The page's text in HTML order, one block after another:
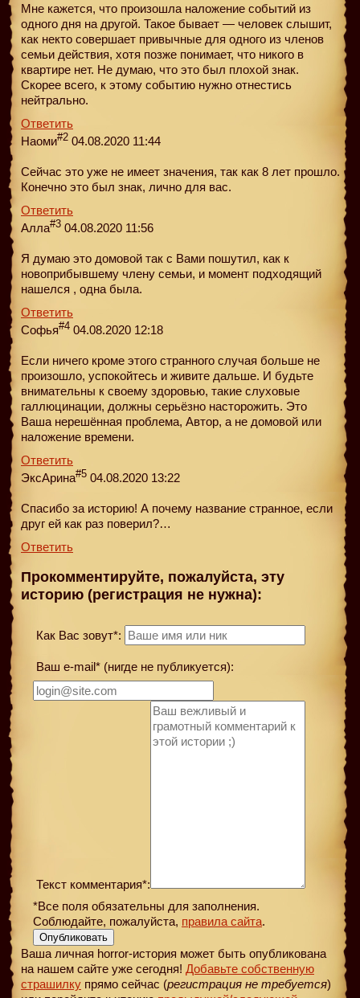
Мне кажется, что произошла наложение событий из
одного дня на другой. Такое бывает — человек слышит,
как некто совершает привычные для одного из членов
семьи действия, хотя позже понимает, что никого в
квартире нет. Не думаю, что это был плохой знак.
Скорее всего, к этому событию нужно отнестись
нейтрально.
Ответить
Наоми#2 04.08.2020 11:44
Сейчас это уже не имеет значения, так как 8 лет прошло.
Конечно это был знак, лично для вас.
Ответить
Алла#3 04.08.2020 11:56
Я думаю это домовой так с Вами пошутил, как к
новоприбывшему члену семьи, и момент подходящий
нашелся , одна была.
Ответить
Софья#4 04.08.2020 12:18
Если ничего кроме этого странного случая больше не
произошло, успокойтесь и живите дальше. И будьте
внимательны к своему здоровью, такие слуховые
галлюцинации, должны серьёзно насторожить. Это
Ваша нерешённая проблема, Автор, а не домовой или
наложение времени.
Ответить
ЭксАрина#5 04.08.2020 13:22
Спасибо за историю! А почему название странное, если
друг ей как раз поверил?…
Ответить
Прокомментируйте, пожалуйста, эту
историю (регистрация не нужна):
Как Вас зовут*:
Ваш e-mail* (нигде не публикуется):
Текст комментария*:
*Все поля обязательны для заполнения.
Соблюдайте, пожалуйста, правила сайта.
Опубликовать
Ваша личная horror-история может быть опубликована
на нашем сайте уже сегодня! Добавьте собственную
страшилку прямо сейчас (регистрация не требуется)